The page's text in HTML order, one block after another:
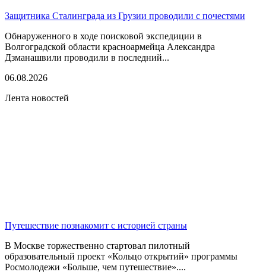
Защитника Сталинграда из Грузии проводили с почестями
Обнаруженного в ходе поисковой экспедиции в
Волгоградской области красноармейца Александра
Дзманашвили проводили в последний...
06.08.2026
Лента новостей
Путешествие познакомит с историей страны
В Москве торжественно стартовал пилотный
образовательный проект «Кольцо открытий» программы
Росмолодежи «Больше, чем путешествие»....